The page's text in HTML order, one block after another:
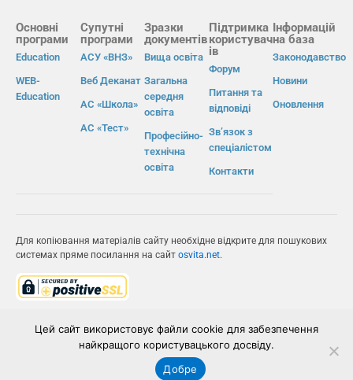
Основні
програми
Education
WEB-
Education
Супутні
програми
АСУ «ВНЗ»
Веб Деканат
АС «Школа»
АС «Тест»
Зразки
документів
Вища освіта
Загальна
середня
освіта
Професійно-
технічна
освіта
Підтримка
користувач
ів
Форум
Питання та
відповіді
Зв’язок з
спеціалістом
Контакти
Інформацій
на база
Законодавство
Новини
Оновлення
Для копіювання матеріалів сайту необхідне відкрите для пошукових
системах пряме посилання на сайт osvita.net.
ІВС «ОСВІТА»
Цей сайт використовує файли cookie для забезпечення
найкращого користувацького досвіду.
Добре